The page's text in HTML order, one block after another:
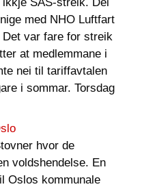
med NHO Luftfart
var fare for streik
at medlemmane i
nei til tariffavtalen
i sommar. Torsdag
hvor de
voldshendelse. En
Oslos kommunale